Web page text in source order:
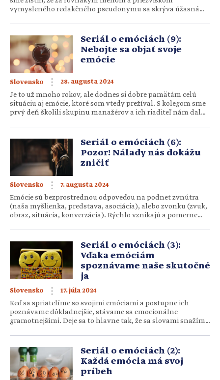
vymysleného redakčného pseudonymu sa skrýva úžasná
nie je „z bruška“, ale zo srdca – a rada povzbudzuje k odvahe
prijať deti z domova aj iných. Hovorili sme teda o všetkom,
[…]
Seriál o emóciách (9):
Nebojte sa objať svoje
emócie
Slovensko 28. augusta 2024
Je to už mnoho rokov, ale dodnes si dobre pamätám celú
situáciu aj emócie, ktoré som vtedy prežíval. S kolegom sme
prvý deň školili skupinu manažérov a ich riaditeľ nám dal
spätnú väzbu na našu prácu. Očakával oveľa vyššie tempo.
Autor: Marián Kubeš Kolega sa trochu otriasol a hneď
navrhol niečo […]
Seriál o emóciách (6):
Pozor! Nálady nás dokážu
zničiť
Slovensko 7. augusta 2024
Emócie sú bezprostrednou odpoveďou na podnet zvnútra
(naša myšlienka, predstava, asociácia), alebo zvonku (zvuk,
obraz, situácia, konverzácia). Rýchlo vznikajú a pomerne
rýchlosti odpovedať a nielen reagovať, začínajú nám emócie
lepšie slúžiť. Problém nastáva, ak niektorá emócia prerastie
do nálady. Všetko, čo sa v nás a okolo nás vtedy deje,
vnímame […]
Seriál o emóciách (3):
Vďaka emóciám
spoznávame naše skutočné
ja
Slovensko 17. júla 2024
Keď sa spriatelíme so svojimi emóciami a postupne ich
poznávame dôkladnejšie, stávame sa emocionálne
gramotnejšími. Deje sa to hlavne tak, že sa slovami snažíme
rozpráva svoj jedinečný príbeh, do ktorého sa môžeme
započúvať. Ak ho dokážeme správne zachytiť, sme na dobrej
ceste a získavame cenný zdroj informácií o sebe samých. […]
Seriál o emóciách (2):
Každá emócia má svoj
príbeh